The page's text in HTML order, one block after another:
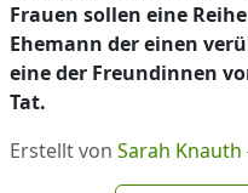
Frauen sollen eine
Ehemann der einen
eine der Freundinnen
Tat.
Erstellt von Sarah Knauth